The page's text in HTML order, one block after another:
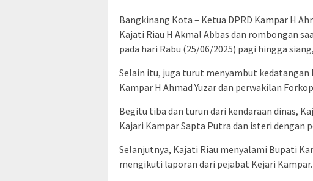
Bangkinang Kota – Ketua DPRD Kampar H
Kajati Riau H Akmal Abbas dan rombongan
pada hari Rabu (25/06/2025) pagi hingga
Selain itu, juga turut menyambut
Kampar H Ahmad Yuzar dan perwakilan
Begitu tiba dan turun dari kendaraan dinas,
Kajari Kampar Sapta Putra dan isteri dengan
Selanjutnya, Kajati Riau menyalami Bupati
mengikuti laporan dari pejabat Kejari Kampar.